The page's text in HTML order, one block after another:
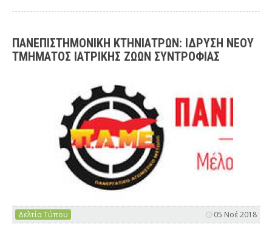
ΠΑΝΕΠΙΣΤΗΜΟΝΙΚΗ ΚΤΗΝΙΑΤΡΩΝ: ΙΔΡΥΣΗ ΝΕΟΥ
ΤΜΗΜΑΤΟΣ ΙΑΤΡΙΚΗΣ ΖΩΩΝ ΣΥΝΤΡΟΦΙΑΣ
Δελτία Τύπου 05 Νοέ 2018